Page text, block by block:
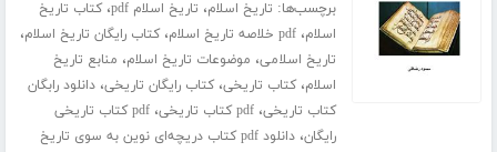
برچسب‌ها: تاریخ اسلام، تاریخ اسلام pdf ،کتاب تاریخ
اسلام،pdf خلاصه تاریخ اسلام ،کتاب رایگان تاریخ اسلام،
تاریخ اسلامی، موضوعات تاریخ اسلام، منابع تاریخ
اسلام،کتاب تاریخی،کتاب رایگان تاریخی،دانلود رابگان
کتاب تاریخی،pdf کتاب تاریخی ،
pdf کتاب تاریخی
رایگان،
دانلود pdf کتاب دریچه‌ای نوین به سوی تاریخ